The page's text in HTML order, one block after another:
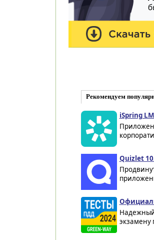
Рекомендуем
iSpring
Quizlet
Надежный
экзамену